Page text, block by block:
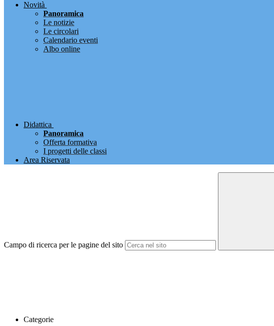
Novità
Panoramica
Le notizie
Le circolari
Calendario eventi
Albo online
Didattica
Panoramica
Offerta formativa
I progetti delle classi
Area Riservata
Campo di ricerca per le pagine del sito
Categorie